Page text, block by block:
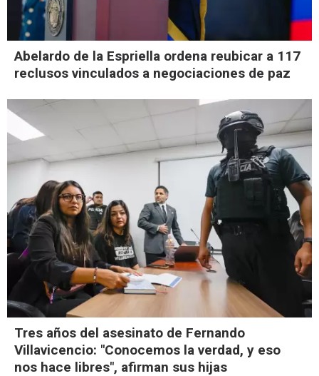
Abelardo de la Espriella ordena reubicar a 117
reclusos vinculados a negociaciones de paz
Tres años del asesinato de Fernando
Villavicencio: "Conocemos la verdad, y eso
nos hace libres", afirman sus hijas